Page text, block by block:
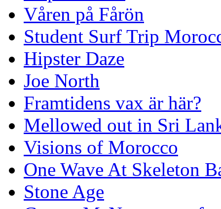
Våren på Fårön
Student Surf Trip
Hipster Daze
Joe North
Framtidens vax är här?
Mellowed out in Sri
Visions of Morocco
One Wave At Skeleton
Stone Age